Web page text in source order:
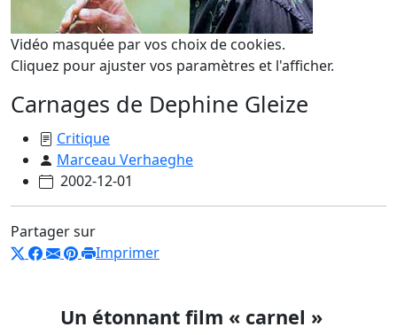
Vidéo masquée par vos choix de cookies.
Cliquez pour ajuster vos paramètres et l'afficher.
Carnages de Dephine Gleize
Critique
Marceau Verhaeghe
2002-12-01
Partager sur
Imprimer
Un étonnant film « carnel »